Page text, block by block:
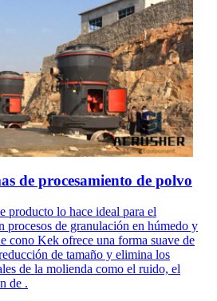
de procesamiento de polvo
producto lo hace ideal para el
procesos de granulación en húmedo y
cono Kek ofrece una forma suave de
de tamaño y elimina los
de la molienda como el ruido, el
de .